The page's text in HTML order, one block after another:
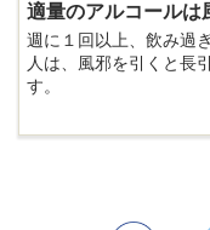
適量のアルコールは
週に１回以上、飲み過
人は、風邪を引くと長
す。